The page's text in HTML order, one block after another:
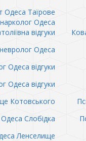
Одеса Таїрове
Одеса
відгуки
Одеса
Одеса відгуки
Одеса відгуки
Котовського
Слобідка
Ленселище